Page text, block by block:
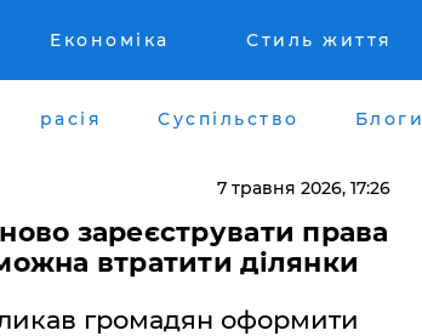
Економіка Стиль життя
расія Суспільство Блоги
7 травня 2026, 17:26
зареєструвати права
втратити ділянки
громадян оформити